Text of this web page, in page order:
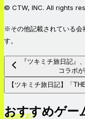
© CTW, INC. All rights
※その他記載されている会
す。
『ツキミチ旅日記』
コラボ
【ツキミチ旅日記】「
おすすめゲー